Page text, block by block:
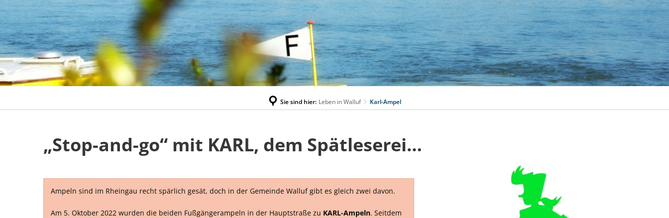
Sie sind hier: Leben in Walluf Karl-Ampel
„Stop-and-go“ mit KARL, dem Spätlesereiter
Ampeln sind im Rheingau recht spärlich gesät, doch in der Gemeinde Walluf gibt es gleich zwei davon.
Am 5. Oktober 2022 wurden die beiden Fußgängerampeln in der Hauptstraße zu KARL-Ampeln. Seitdem